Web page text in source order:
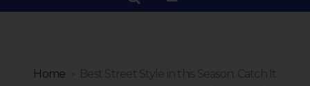
Home Best Street Style in this Season. Catch It